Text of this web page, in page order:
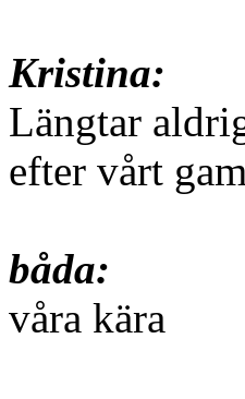
Kristina:
Längtar
efter vårt
båda:
våra kära